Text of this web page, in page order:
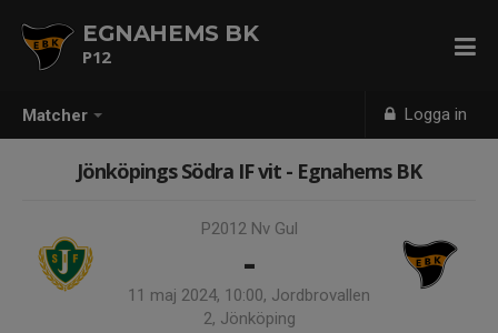
Matcher Logga in
EGNAHEMS BK
P12
Jönköpings Södra IF vit - Egnahems BK
P2012 Nv Gul
-
11 maj 2024, 10:00, Jordbrovallen
2, Jönköping